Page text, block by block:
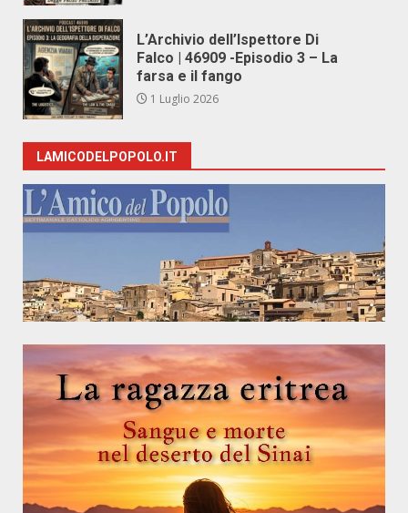
L’Archivio dell’Ispettore Di
Falco | 46909 -Episodio 3 – La
farsa e il fango
1 Luglio 2026
LAMICODELPOPOLO.IT